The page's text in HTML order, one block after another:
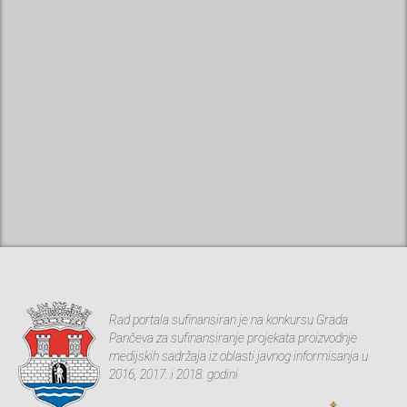
Rad portala sufinansiran je na konkursu Grada
Pančeva za sufinansiranje projekata proizvodnje
medijskih sadržaja iz oblasti javnog informisanja u
2016, 2017. i 2018. godini